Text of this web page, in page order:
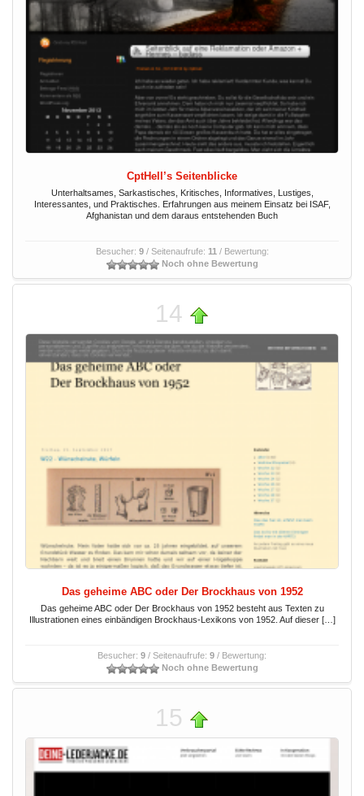
CptHell’s Seitenblicke
Unterhaltsames, Sarkastisches, Kritisches, Informatives, Lustiges,
Interessantes, und Praktisches. Erfahrungen aus meinem Einsatz bei ISAF,
Afghanistan und dem daraus entstehenden Buch
Besucher: 9/ Seitenaufrufe: 11 / Bewertung:
Noch ohne Bewertung
14
Das geheime ABC oder Der Brockhaus von 1952
Das geheime ABC oder Der Brockhaus von 1952 besteht aus Texten zu
Illustrationen eines einbändigen Brockhaus-Lexikons von 1952. Auf dieser […]
Besucher: 9 / Seitenaufrufe: 9 / Bewertung:
Noch ohne Bewertung
15